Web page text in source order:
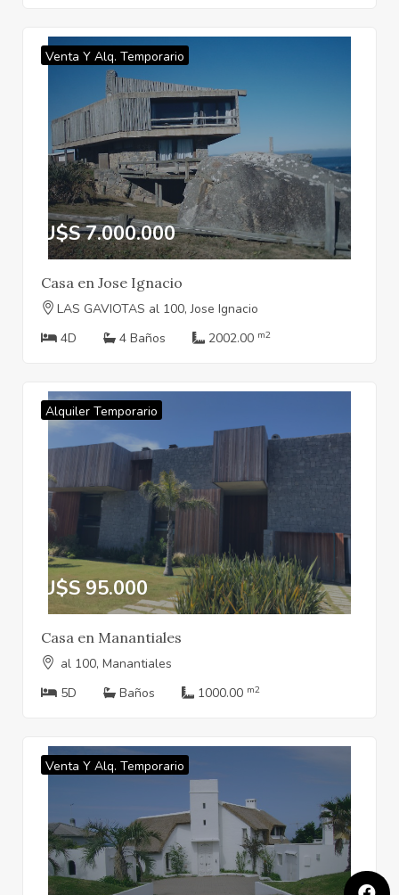
Venta Y Alq. Temporario
U$S 7.000.000
Casa en Jose Ignacio
LAS GAVIOTAS al 100, Jose Ignacio
4D
4 Baños 2002.00 m2
Alquiler Temporario
U$S 95.000
Casa en Manantiales
al 100, Manantiales
5D
Baños 1000.00 m2
Venta Y Alq. Temporario